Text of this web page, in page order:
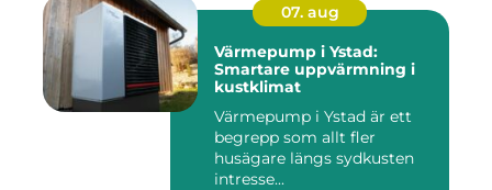
07. aug
Värmepump i Ystad:
Smartare uppvärmning i
kustklimat
Värmepump i Ystad är ett
begrepp som allt fler
husägare längs sydkusten
intresse...